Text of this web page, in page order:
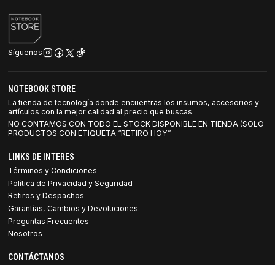
Síguenos
NOTEBOOK STORE
La tienda de tecnología donde encuentras los insumos, accesorios y
artículos con la mejor calidad al precio que buscas.
NO CONTAMOS CON TODO EL STOCK DISPONIBLE EN TIENDA (SOLO
PRODUCTOS CON ETIQUETA “RETIRO HOY”
LINKS DE INTERES
Términos y Condiciones
Política de Privacidad y Seguridad
Retiros y Despachos
Garantías, Cambios y Devoluciones.
Preguntas Frecuentes
Nosotros
CONTÁCTANOS